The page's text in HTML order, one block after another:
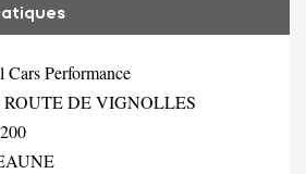
Cars Performance
ROUTE DE VIGNOLLES